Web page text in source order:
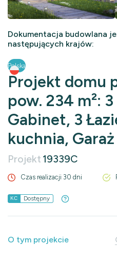
Dokumentacja budowlana
następujących krajów:
Polska
Projekt domu
pow. 234 m²:
Gabinet, 3
kuchnia, Garaż
Projekt 19339C
Czas realizacji 30 dni
KC Dostępny
O tym projekcie